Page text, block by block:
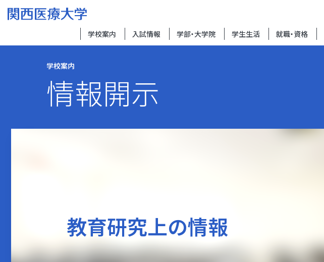
学校案内 入試情報 学部・大学院 学生生活 就職・資格
学校案内
情報開示
教育研究上の情報